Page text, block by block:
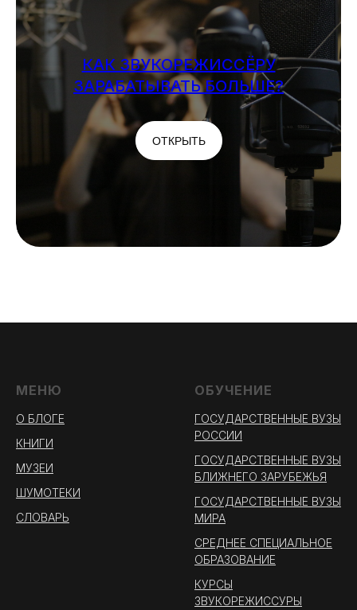
КАК ЗВУКОРЕЖИССЁРУ
ЗАРАБАТЫВАТЬ БОЛЬШЕ?
ОТКРЫТЬ
МЕНЮ
О БЛОГЕ
КНИГИ
МУЗЕИ
ШУМОТЕКИ
СЛОВАРЬ
ОБУЧЕНИЕ
ГОСУДАРСТВЕННЫЕ ВУЗЫ
РОССИИ
ГОСУДАРСТВЕННЫЕ ВУЗЫ
БЛИЖНЕГО ЗАРУБЕЖЬЯ
ГОСУДАРСТВЕННЫЕ ВУЗЫ
МИРА
СРЕДНЕЕ СПЕЦИАЛЬНОЕ
ОБРАЗОВАНИЕ
КУРСЫ
ЗВУКОРЕЖИССУРЫ